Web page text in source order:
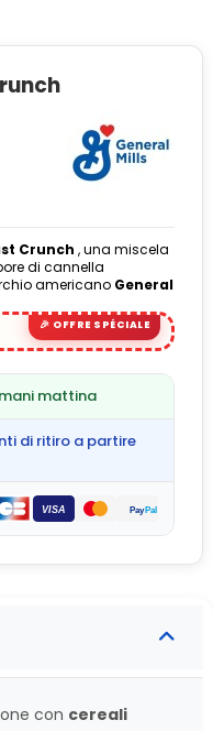
Crunch , una miscela
di cannella
americano General
mattina
di ritiro a partire
con cereali